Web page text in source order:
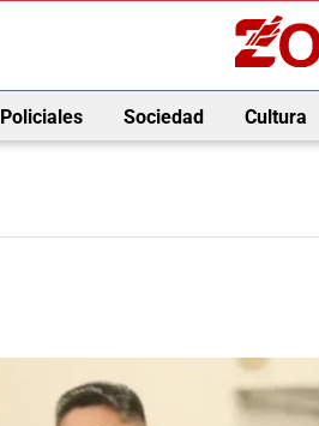
Policiales Sociedad Cultura